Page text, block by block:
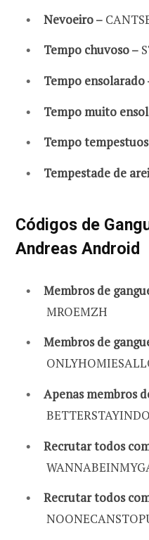
Nevoeiro –
Tempo chuvoso –
Tempo ensolarado
Tempo muito
Tempo
Tempestade de
Códigos de
Andreas Android
Membros de
MROEMZH
Membros de
Apenas membros
Recrutar todos
Recrutar todos